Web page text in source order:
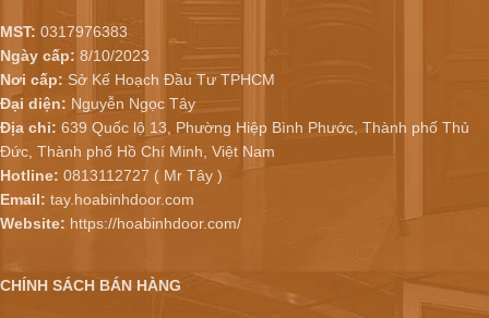
MST: 0317976383
Ngày cấp: 8/10/2023
Nơi cấp: Sở Kế Hoạch Đầu Tư TPHCM
Đại diện: Nguyễn Ngọc Tây
Địa chỉ: 639 Quốc lộ 13, Phường Hiệp Bình Phước, Thành phố Thủ
Đức, Thành phố Hồ Chí Minh, Việt Nam
Hotline: 0813112727 ( Mr Tây )
Email: tay.hoabinhdoor.com
Website: https://hoabinhdoor.com/
CHÍNH SÁCH BÁN HÀNG